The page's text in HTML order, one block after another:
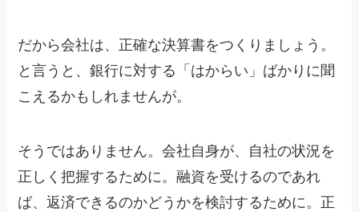
だから会社は、正確な決算書をつくりましょう。
と言うと、銀行に対する「はからい」ばかりに聞
こえるかもしれませんが。
そうではありません。会社自身が、自社の状況を
正しく把握するために。融資を受けるのであれ
ば、返済できるのかどうかを検討するために。正